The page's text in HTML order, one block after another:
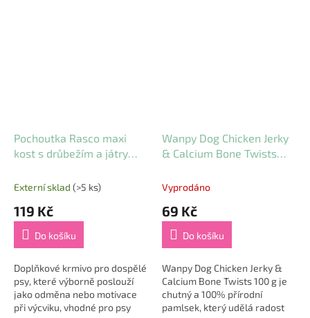
Pochoutka Rasco maxi
kost s drůbežím a játry
Externí sklad (>5 ks)
119 Kč
Do košíku
Doplňkové krmivo pro dospělé
psy, které výborně poslouží
jako odměna nebo motivace
při výcviku, vhodné pro psy
Wanpy Dog Chicken Jerky
& Calcium Bone Twists
Vyprodáno
69 Kč
Do košíku
Wanpy Dog Chicken Jerky &
Calcium Bone Twists 100 g je
chutný a 100% přírodní
pamlsek, který udělá radost